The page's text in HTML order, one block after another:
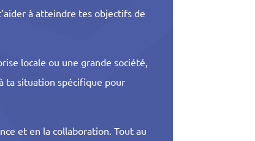
à atteindre tes objectifs de
locale ou une grande société,
ta situation spécifique pour
et en la collaboration. Tout au